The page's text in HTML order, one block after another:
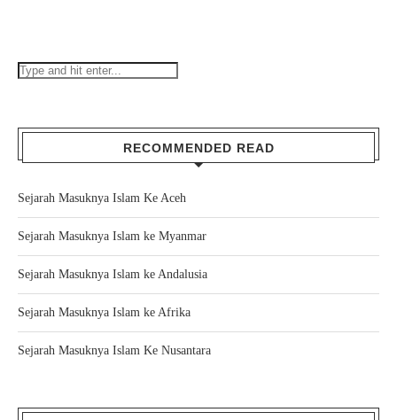
RECOMMENDED READ
Sejarah Masuknya Islam Ke Aceh
Sejarah Masuknya Islam ke Myanmar
Sejarah Masuknya Islam ke Andalusia
Sejarah Masuknya Islam ke Afrika
Sejarah Masuknya Islam Ke Nusantara